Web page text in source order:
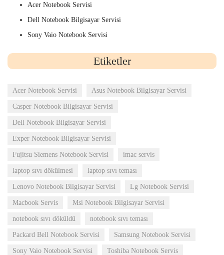
Acer Notebook Servisi
Dell Notebook Bilgisayar Servisi
Sony Vaio Notebook Servisi
Etiketler
Acer Notebook Servisi Asus Notebook Bilgisayar Servisi
Casper Notebook Bilgisayar Servisi
Dell Notebook Bilgisayar Servisi
Exper Notebook Bilgisayar Servisi
Fujitsu Siemens Notebook Servisi imac servis
laptop sıvı dökülmesi laptop sıvı teması
Lenovo Notebook Bilgisayar Servisi Lg Notebook Servisi
Macbook Servis Msi Notebook Bilgisayar Servisi
notebook sıvı döküldü notebook sıvı teması
Packard Bell Notebook Servisi Samsung Notebook Servisi
Sony Vaio Notebook Servisi Toshiba Notebook Servis